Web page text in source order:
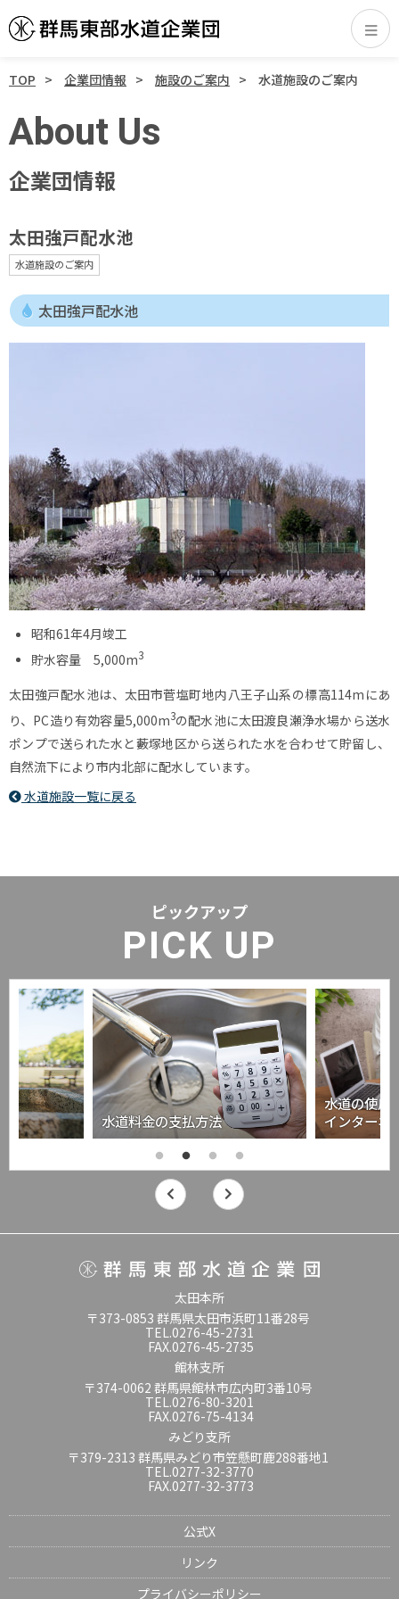
TOP 企業団情報 施設のご案内 水道施設のご案内
About Us
企業団情報
太田強戸配水池
水道施設のご案内
太田強戸配水池
昭和61年4月竣工
貯水容量 5,000m3
太田強戸配水池は、太田市菅塩町地内八王子山系の標高114mにあ
り、PC造り有効容量5,000m3の配水池に太田渡良瀬浄水場から送水
ポンプで送られた水と藪塚地区から送られた水を合わせて貯留し、
自然流下により市内北部に配水しています。
水道施設一覧に戻る
ピックアップ
PICK UP
水道料金の支払方法
水道の使用
インターネ
太田本所
〒373-0853 群馬県太田市浜町11番28号
TEL.0276-45-2731
FAX.0276-45-2735
館林支所
〒374-0062 群馬県館林市広内町3番10号
TEL.0276-80-3201
FAX.0276-75-4134
みどり支所
〒379-2313 群馬県みどり市笠懸町鹿288番地1
TEL.0277-32-3770
FAX.0277-32-3773
公式X
リンク
プライバシーポリシー